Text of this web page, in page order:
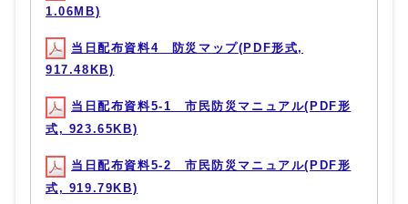
1.06MB)
当日配布資料4 防災マップ(PDF形式,
917.48KB)
当日配布資料5-1 市民防災マニュアル(PDF形
式, 923.65KB)
当日配布資料5-2 市民防災マニュアル(PDF形
式, 919.79KB)